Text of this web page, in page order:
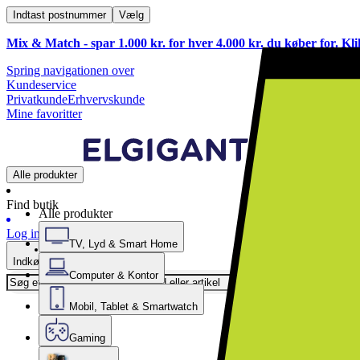
Indtast postnummer Vælg
Mix & Match - spar 1.000 kr. for hver 4.000 kr. du køber for.
Spring navigationen over
Kundeservice
PrivatkundeErhvervskunde
Mine favoritter
Alle produkter
Find butik
Log ind
Indkøbskurv
Alle produkter
TV, Lyd & Smart Home
Computer & Kontor
Mobil, Tablet & Smartwatch
Gaming